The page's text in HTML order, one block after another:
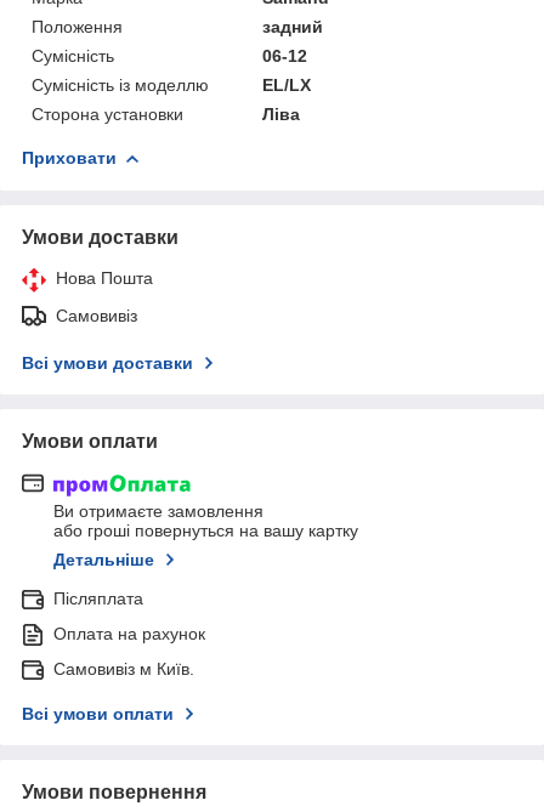
Положення
задний
Сумісність
06-12
Сумісність із моделлю
EL/LX
Сторона установки
Ліва
Приховати
Умови доставки
Нова Пошта
Самовивіз
Всі умови доставки
Умови оплати
Ви отримаєте замовлення
або гроші повернуться на вашу картку
Детальніше
Післяплата
Оплата на рахунок
Самовивіз м Київ.
Всі умови оплати
Умови повернення